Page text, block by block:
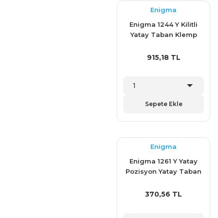
Enigma
Enigma 1244 Y Kilitli
Yatay Taban Klemp
915,18 TL
Sepete Ekle
Enigma
Enigma 1261 Y Yatay
Pozisyon Yatay Taban
370,56 TL